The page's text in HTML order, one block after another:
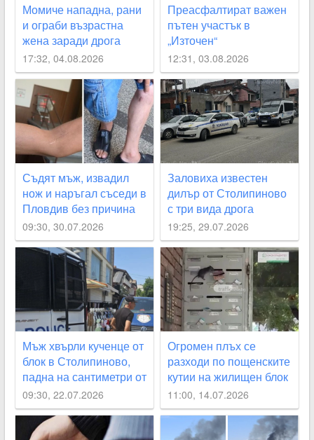
Момиче нападна, рани
и ограби възрастна
жена заради дрога
17:32, 04.08.2026
Преасфалтират важен
пътен участък в
„Източен“
12:31, 03.08.2026
Съдят мъж, извадил
нож и наръгал съседи в
Пловдив без причина
09:30, 30.07.2026
Заловиха известен
дилър от Столипиново
с три вида дрога
19:25, 29.07.2026
Мъж хвърли кученце от
блок в Столипиново,
падна на сантиметри от
дете
09:30, 22.07.2026
Огромен плъх се
разходи по пощенските
кутии на жилищен блок
в Пловдив ВИДЕО
11:00, 14.07.2026